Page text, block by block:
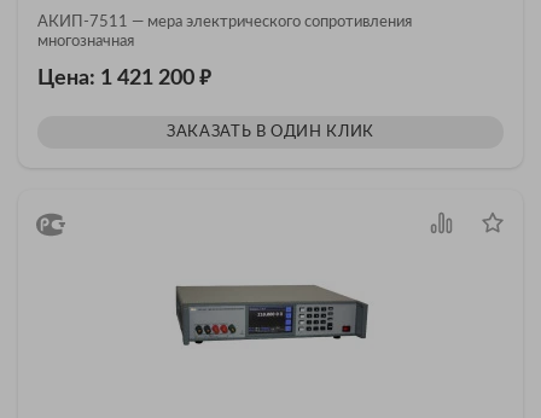
АКИП-7511 — мера электрического сопротивления
многозначная
Цена: 1 421 200 ₽
ЗАКАЗАТЬ В ОДИН КЛИК